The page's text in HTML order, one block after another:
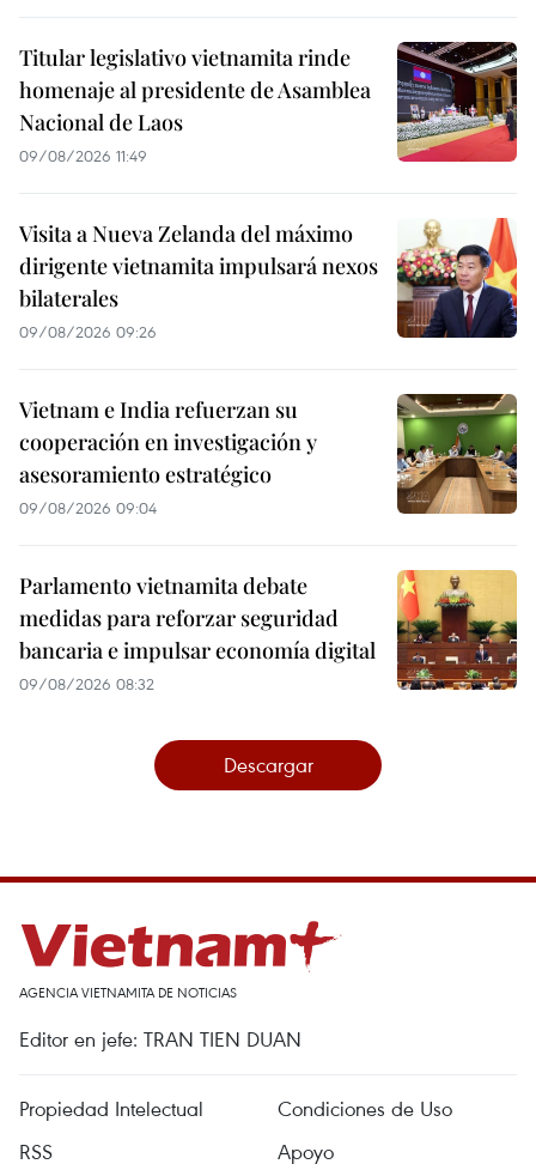
Titular legislativo vietnamita rinde
homenaje al presidente de Asamblea
Nacional de Laos
09/08/2026 11:49
Visita a Nueva Zelanda del máximo
dirigente vietnamita impulsará nexos
bilaterales
09/08/2026 09:26
Vietnam e India refuerzan su
cooperación en investigación y
asesoramiento estratégico
09/08/2026 09:04
Parlamento vietnamita debate
medidas para reforzar seguridad
bancaria e impulsar economía digital
09/08/2026 08:32
Descargar
AGENCIA VIETNAMITA DE NOTICIAS
Editor en jefe: TRAN TIEN DUAN
Propiedad Intelectual
Condiciones de Uso
RSS
Apoyo